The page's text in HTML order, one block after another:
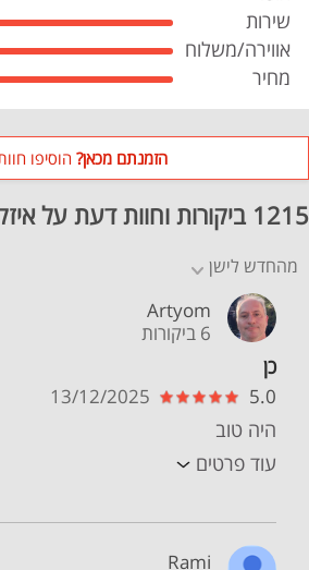
שירות
אווירה/משלוח
מחיר
הזמנתם מכאן? הוסיפו
1215 ביקורות וחוות דעת על איזקאיה סושי מרקט
מהחדש לישן
Artyom
6 ביקורות
כן
5.0
13/12/2025
היה טוב
עוד פרטים
Rami